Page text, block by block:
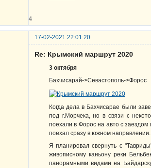
4
17-02-2021 22:01:20
Re: Крымский маршрут 2020
3 октября
Бахчисарай->Севастополь->Форос
Когда дела в Бахчисарае были
под г.Морчека, но в связи с
поехали в Форос на авто с
поехал сразу в южном направлении.
Я планировал свернуть с
живописному каньону реки
панорамными видами на